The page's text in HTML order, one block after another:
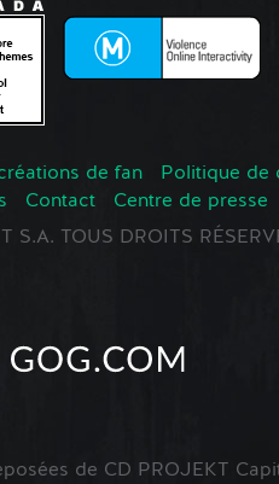
de fan
Politique de
Contact
Centre de presse
TOUS DROITS
de CD PROJEKT